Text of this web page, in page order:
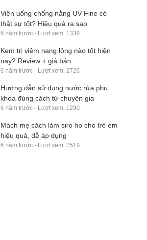
Viên uống chống nắng UV Fine có
thật sự tốt? Hiệu quả ra sao
6 năm trước - Lượt xem: 1339
Kem trị viêm nang lông nào tốt hiện
nay? Review + giá bán
6 năm trước - Lượt xem: 2726
Hướng dẫn sử dụng nước rửa phụ
khoa đúng cách từ chuyên gia
6 năm trước - Lượt xem: 1290
Mách mẹ cách làm siro ho cho trẻ em
hiệu quả, dễ áp dụng
6 năm trước - Lượt xem: 2519